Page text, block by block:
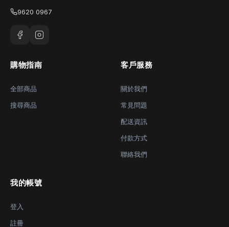
9620 0967
購物指南
全部商品
搜尋商品
客戶服務
關於我們
常見問題
配送資訊
付款方式
聯絡我們
我的帳號
登入
註冊